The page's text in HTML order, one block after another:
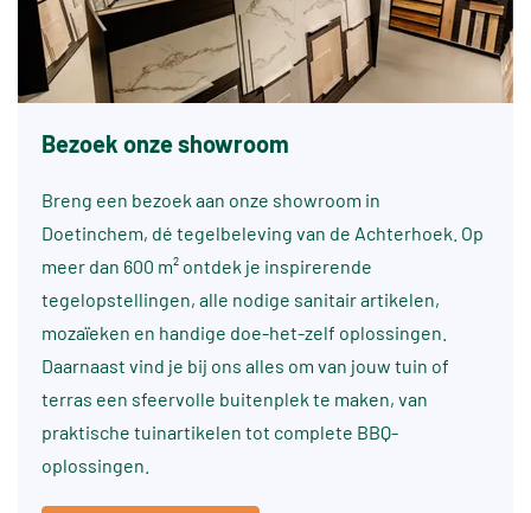
Bezoek onze showroom
Breng een bezoek aan onze showroom in
Doetinchem, dé tegelbeleving van de Achterhoek. Op
meer dan 600 m² ontdek je inspirerende
tegelopstellingen, alle nodige sanitair artikelen,
mozaïeken en handige doe-het-zelf oplossingen.
Daarnaast vind je bij ons alles om van jouw tuin of
terras een sfeervolle buitenplek te maken, van
praktische tuinartikelen tot complete BBQ-
oplossingen.